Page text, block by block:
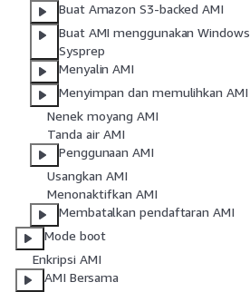
Buat Amazon S3-backed AMI
Buat AMI menggunakan Windows
Sysprep
Menyalin AMI
Menyimpan dan memulihkan AMI
Nenek moyang AMI
Tanda air AMI
Penggunaan AMI
Usangkan AMI
Menonaktifkan AMI
Membatalkan pendaftaran AMI
Mode boot
Enkripsi AMI
AMI Bersama